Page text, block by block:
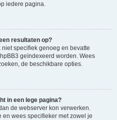
iedere pagina.
resultaten op?
specifiek genoeg en bevatte
geïndexeerd worden. Wees
de beschikbare opties.
in een lege pagina?
de webserver kon verwerken.
wees specifieker met zowel je